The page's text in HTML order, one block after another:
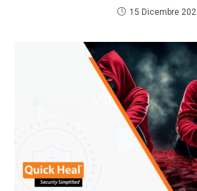
15 Dicembre